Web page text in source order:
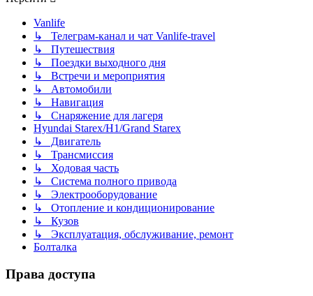
Vanlife
↳ Телеграм-канал и чат Vanlife-travel
↳ Путешествия
↳ Поездки выходного дня
↳ Встречи и мероприятия
↳ Автомобили
↳ Навигация
↳ Снаряжение для лагеря
Hyundai Starex/H1/Grand Starex
↳ Двигатель
↳ Трансмиссия
↳ Ходовая часть
↳ Система полного привода
↳ Электрооборудование
↳ Отопление и кондиционирование
↳ Кузов
↳ Эксплуатация, обслуживание, ремонт
Болталка
Права доступа